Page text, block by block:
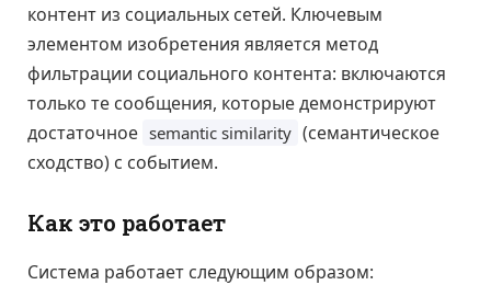
контент из социальных сетей. Ключевым
элементом изобретения является метод
фильтрации социального контента: включаются
только те сообщения, которые демонстрируют
достаточное semantic similarity (семантическое
сходство) с событием.
Как это работает
Система работает следующим образом: